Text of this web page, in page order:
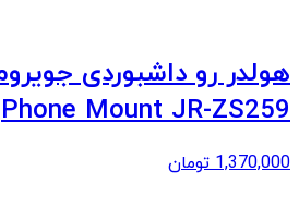
Phone Mount JR-ZS259
1,370,000 تومان